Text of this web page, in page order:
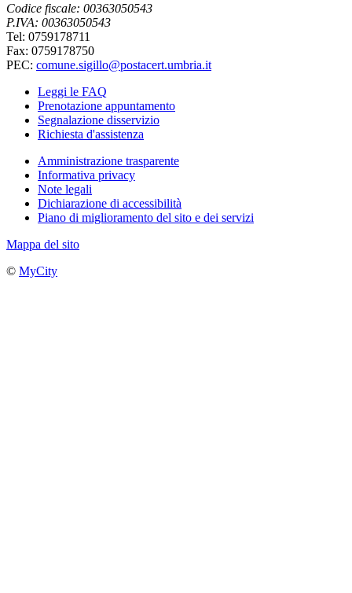
Codice fiscale: 00363050543
P.IVA: 00363050543
Tel: 0759178711
Fax: 0759178750
PEC: comune.sigillo@postacert.umbria.it
Leggi le FAQ
Prenotazione appuntamento
Segnalazione disservizio
Richiesta d'assistenza
Amministrazione trasparente
Informativa privacy
Note legali
Dichiarazione di accessibilità
Piano di miglioramento del sito e dei servizi
Mappa del sito
© MyCity